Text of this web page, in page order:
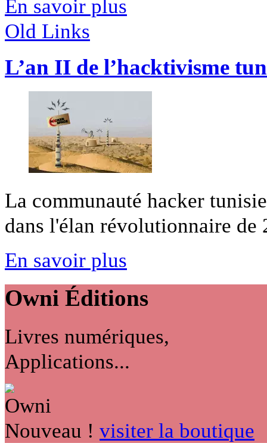
En savoir plus
Old Links
L’an II de l’hacktivisme
La communauté hacker
dans l'élan révolutionnaire de
En savoir plus
Owni Éditions
Livres numériques,
Applications...
Nouveau ! visiter la boutique